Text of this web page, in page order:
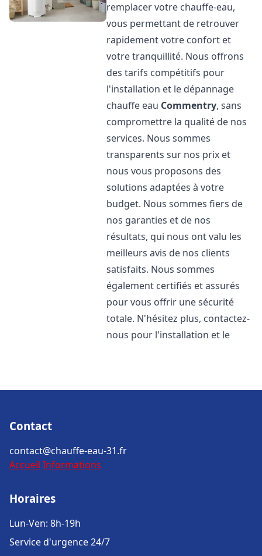
remplacer votre chauffe-eau,
vous permettant de retrouver
rapidement votre confort et
votre tranquillité. Nous offrons
des tarifs compétitifs pour
l'installation et le dépannage
chauffe eau Commentry, sans
compromettre la qualité de nos
services. Nous sommes
transparents sur nos prix et
nous vous proposons des
solutions adaptées à votre
budget. Nous sommes fiers de
nos garanties et de nos
résultats, qui nous ont valu les
meilleurs avis de nos clients
satisfaits. Nous sommes
également certifiés et assurés
pour vous offrir une sécurité
totale. N'hésitez plus, contactez-
nous pour l'installation et le
Contact
contact@chauffe-eau-31.fr
Accueil Informations
Horaires
Lun-Ven: 8h-19h
Service d'urgence 24/7